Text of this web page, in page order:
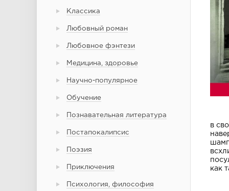
Классика
Любовный роман
Любовное фэнтези
Медицина, здоровье
Научно-популярное
Обучение
Познавательная литература
Постапокалипсис
Поэзия
Приключения
Психология, философия
в
как